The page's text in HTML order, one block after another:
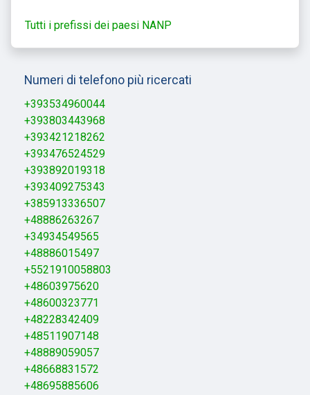
Tutti i prefissi dei paesi NANP
Numeri di telefono più ricercati
+393534960044
+393803443968
+393421218262
+393476524529
+393892019318
+393409275343
+385913336507
+48886263267
+34934549565
+48886015497
+5521910058803
+48603975620
+48600323771
+48228342409
+48511907148
+48889059057
+48668831572
+48695885606